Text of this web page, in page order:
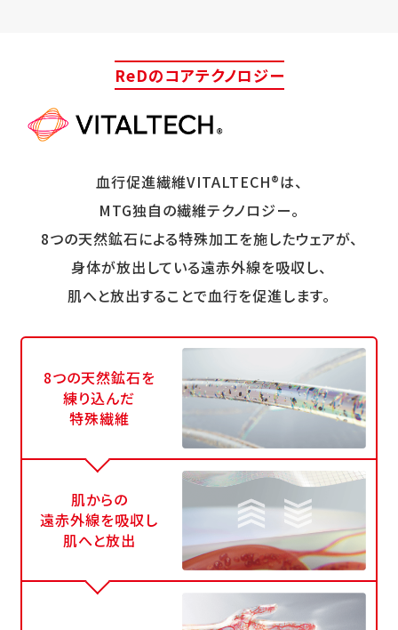
ReDのコアテクノロジー
血行促進繊維VITALTECH®は、
MTG独自の繊維テクノロジー。
8つの天然鉱石による特殊加工を施したウェアが、
身体が放出している遠赤外線を吸収し、
肌へと放出することで血行を促進します。
8つの天然鉱石を
練り込んだ
特殊繊維
肌からの
遠赤外線を吸収し
肌へと放出